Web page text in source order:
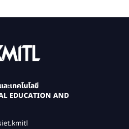
ะเทคโนโลยี
EDUCATION AND